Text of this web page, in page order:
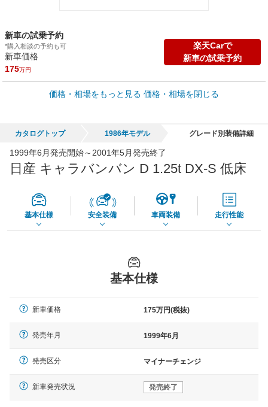
新車の試乗予約
*購入相談の予約も可
新車価格
175万円
楽天Carで
新車の試乗予約
車買取価格 *
車買取相場
65,050円
価格・相場をもっと見る 価格・相場を閉じる
カタログトップ 1986年モデル グレード別装備詳細
1999年6月発売開始～2001年5月発売終了
日産 キャラバンバン D 1.25t DX-S 低床
基本仕様 安全装備 車両装備 走行性能
基本仕様
新車価格 175万円(税抜)
発売年月 1999年6月
発売区分 マイナーチェンジ
新車発売状況 発売終了